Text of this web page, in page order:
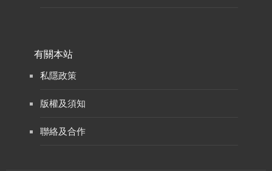
有關本站
私隱政策
版權及須知
聯絡及合作